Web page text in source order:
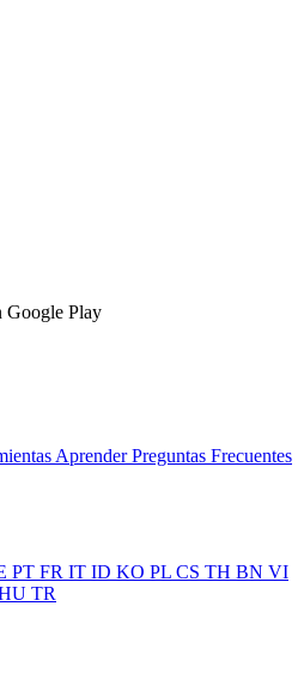
Google Play
AprenderPreguntas Frecuentes
PT FR IT ID KO PL CS TH BN VI
TR